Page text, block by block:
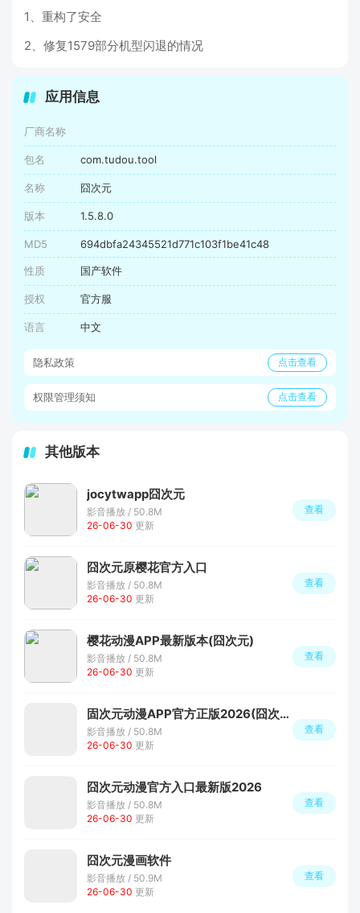
1、重构了安全
2、修复1579部分机型闪退的情况
应用信息
厂商名称
包名 com.tudou.tool
名称 囧次元
版本 1.5.8.0
MD5 694dbfa24345521d771c103f1be41c48
性质 国产软件
授权 官方服
语言 中文
隐私政策 点击查看
权限管理须知 点击查看
其他版本
jocytwapp囧次元
影音播放 / 50.8M
26-06-30 更新
查看
囧次元原樱花官方入口
影音播放 / 50.8M
26-06-30 更新
查看
樱花动漫APP最新版本(囧次元)
影音播放 / 50.8M
26-06-30 更新
查看
固次元动漫APP官方正版2026(囧次元)
影音播放 / 50.8M
26-06-30 更新
查看
囧次元动漫官方入口最新版2026
影音播放 / 50.8M
26-06-30 更新
查看
囧次元漫画软件
影音播放 / 50.9M
26-06-30 更新
查看